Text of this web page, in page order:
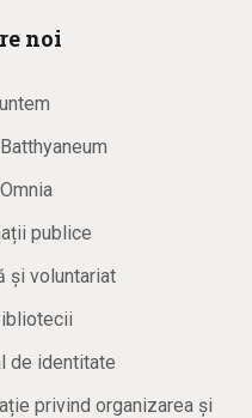
noi
publice
și voluntariat
de identitate
privind organizarea și